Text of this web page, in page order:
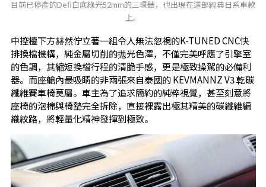
目前已停產的Defi白底綠光52mm的三環錶，也出現在這部經典日系車款
上。
中控檯下方赫然佇立著一組令人無法忽視的K-TUNED CNC快
排換檔機構，純金屬切削的拋光色澤，不僅完美呼應了引擎室
的色調，其縮短換檔行程的清脆手感，更是極致操駕的必備利
器。而座艙內最吸睛的非兩張來自泰國的 KEVMANNZ V3 乾碳
纖維賽車椅莫屬。車主為了追求簡約的純粹視覺，甚至刻意將
座椅的泡棉與椅墊完全拆除，直接裸露出極其精美的碳纖維編
織紋路，將輕量化精神發揮到極致。